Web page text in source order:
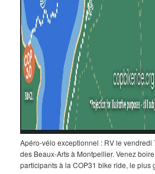
Apéro-vélo exceptionnel : RV le vendredi
des Beaux-Arts à Montpellier. Venez
participants à la COP31 bike ride, le plus